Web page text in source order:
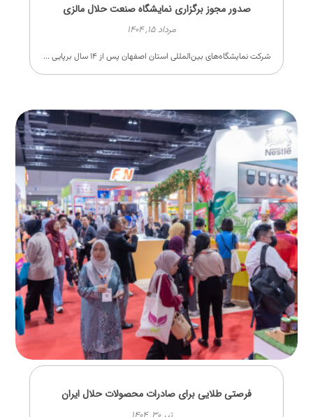
صدور مجوز برگزاری نمایشگاه صنعت حلال مالزی
مرداد ۱۵, ۱۴۰۴
شرکت نمایشگاه‌های بین‌المللی استان اصفهان پس از ۱۴ سال برپایی ...
فرصتی طلایی برای صادرات محصولات حلال ایران